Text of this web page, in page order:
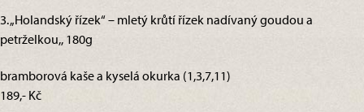
3. „Holandský řízek“ – mletý krůtí řízek nadívaný goudou a
petrželkou,, 180g
bramborová kaše a kyselá okurka (1,3,7,11)
189,- Kč